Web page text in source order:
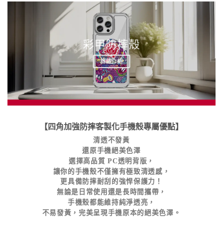
彩甲防摔殼
詳細介紹
【四角加強防摔客製化手機殼專屬優點】
清透不發黃
還原手機絕美色澤
選擇高品質PC透明背版 ，
讓你的手機殼不僅擁有極致清透感，
更具備防摔耐刮 的強悍保護力！
無論是日常使用還是長時間攜帶，
手機殼都能維持純淨透亮，
不易發黃，完美呈現手機原本的絕美色澤。